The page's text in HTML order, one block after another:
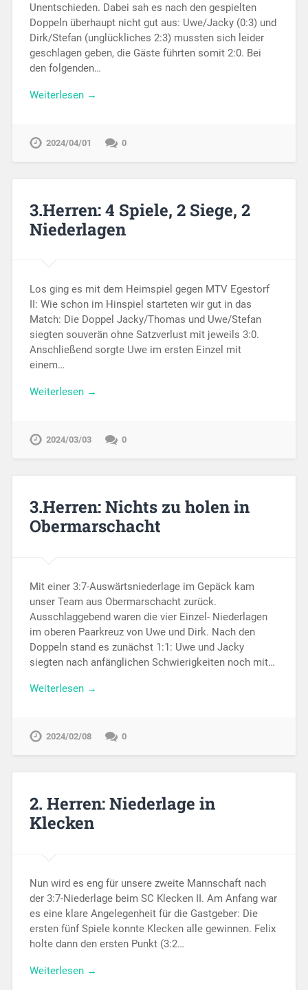
Unentschieden. Dabei sah es nach den gespielten
Doppeln überhaupt nicht gut aus: Uwe/Jacky (0:3) und
Dirk/Stefan (unglückliches 2:3) mussten sich leider
geschlagen geben, die Gäste führten somit 2:0. Bei
den folgenden…
Weiterlesen →
2024/04/01 0
3.Herren: 4 Spiele, 2 Siege, 2
Niederlagen
Los ging es mit dem Heimspiel gegen MTV Egestorf
II: Wie schon im Hinspiel starteten wir gut in das
Match: Die Doppel Jacky/Thomas und Uwe/Stefan
siegten souverän ohne Satzverlust mit jeweils 3:0.
Anschließend sorgte Uwe im ersten Einzel mit
einem…
Weiterlesen →
2024/03/03 0
3.Herren: Nichts zu holen in
Obermarschacht
Mit einer 3:7-Auswärtsniederlage im Gepäck kam
unser Team aus Obermarschacht zurück.
Ausschlaggebend waren die vier Einzel- Niederlagen
im oberen Paarkreuz von Uwe und Dirk. Nach den
Doppeln stand es zunächst 1:1: Uwe und Jacky
siegten nach anfänglichen Schwierigkeiten noch mit…
Weiterlesen →
2024/02/08 0
2. Herren: Niederlage in
Klecken
Nun wird es eng für unsere zweite Mannschaft nach
der 3:7-Niederlage beim SC Klecken II. Am Anfang war
es eine klare Angelegenheit für die Gastgeber: Die
ersten fünf Spiele konnte Klecken alle gewinnen. Felix
holte dann den ersten Punkt (3:2…
Weiterlesen →